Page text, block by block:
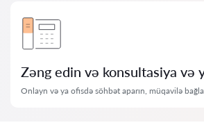
Zəng edin və konsultasiya və
Onlayn və ya ofisdə söhbət aparın, müqavilə